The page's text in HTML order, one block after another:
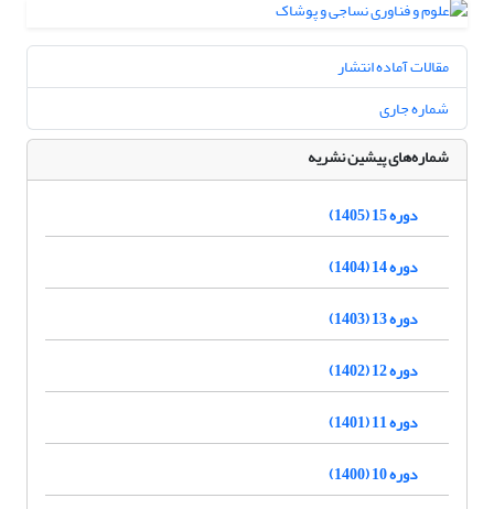
مقالات آماده انتشار
شماره جاری
شماره‌های پیشین نشریه
دوره 15 (1405)
دوره 14 (1404)
دوره 13 (1403)
دوره 12 (1402)
دوره 11 (1401)
دوره 10 (1400)